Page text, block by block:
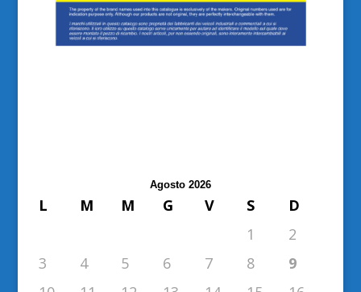
Agosto 2026
L M M G V S
D
1
2
3
4 5 6 7 8
9